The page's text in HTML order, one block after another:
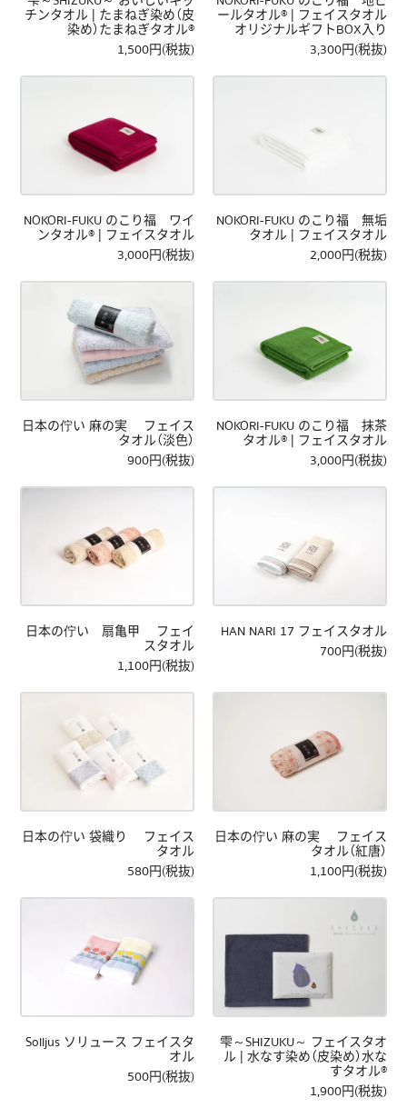
チンタオル | たまねぎ染め（皮
染め）たまねぎタオル®
1,500円(税抜)
ールタオル® | フェイスタオル
オリジナルギフトBOX入り
3,300円(税抜)
NOKORI-FUKU のこり福 ワイ
ンタオル® | フェイスタオル
3,000円(税抜)
NOKORI-FUKU のこり福 無垢
タオル | フェイスタオル
2,000円(税抜)
日本の佇い 麻の実 フェイス
タオル（淡色）
900円(税抜)
NOKORI-FUKU のこり福 抹茶
タオル® | フェイスタオル
3,000円(税抜)
日本の佇い 扇亀甲 フェイ
スタオル
1,100円(税抜)
HAN NARI 17 フェイスタオル
700円(税抜)
日本の佇い 袋織り フェイス
タオル
580円(税抜)
日本の佇い 麻の実 フェイス
タオル（紅唐）
1,100円(税抜)
Solljus ソリュース フェイスタ
オル
500円(税抜)
雫～SHIZUKU～ フェイスタオ
ル | 水なす染め（皮染め）水な
すタオル®
1,900円(税抜)